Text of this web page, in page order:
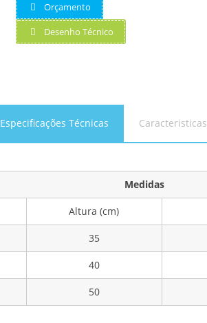
Orçamento
Desenho Técnico
Especificações Técnicas Caracteristicas
Medidas
Altura (cm)
35
40
50